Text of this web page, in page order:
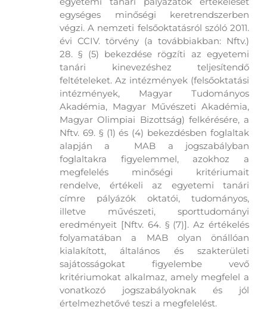
egységes minőségi keretrendszerben
végzi. A nemzeti felsőoktatásról szóló 2011.
évi CCIV. törvény (a továbbiakban: Nftv.)
28. § (5) bekezdése rögzíti az egyetemi
tanári kinevezéshez teljesítendő
feltételeket. Az intézmények (felsőoktatási
intézmények, Magyar Tudományos
Akadémia, Magyar Művészeti Akadémia,
Magyar Olimpiai Bizottság) felkérésére, a
Nftv. 69. § (1) és (4) bekezdésben foglaltak
alapján a MAB a jogszabályban
foglaltakra figyelemmel, azokhoz a
megfelelés minőségi kritériumait
rendelve, értékeli az egyetemi tanári
címre pályázók oktatói, tudományos,
illetve művészeti, sporttudományi
eredményeit [Nftv. 64. § (7)]. Az értékelés
folyamatában a MAB olyan önállóan
kialakított, általános és szakterületi
sajátosságokat figyelembe vevő
kritériumokat alkalmaz, amely megfelel a
vonatkozó jogszabályoknak és jól
értelmezhetővé teszi a megfelelést.